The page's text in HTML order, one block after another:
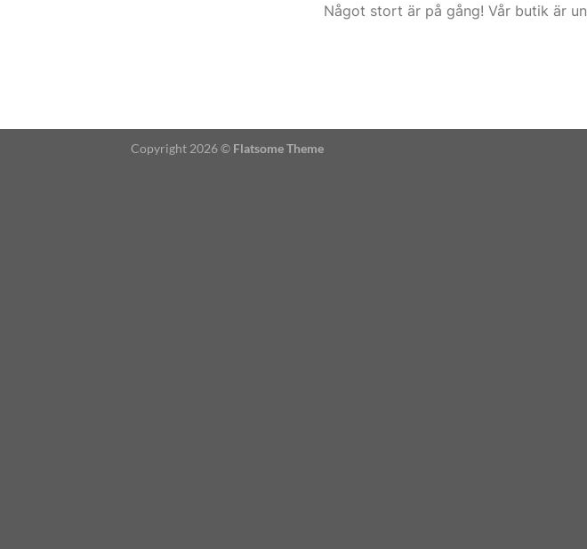
Något stort är på gång! Vår butik är
Copyright 2026 © Flatsome Theme